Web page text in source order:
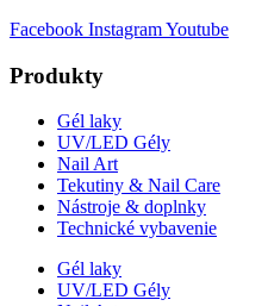
Facebook InstagramYoutube
Produkty
Gél laky
UV/LED Gély
Nail Art
Tekutiny & Nail Care
Nástroje & doplnky
Technické vybavenie
Gél laky
UV/LED Gély